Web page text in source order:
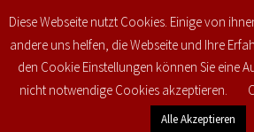
€0,00 0
Diese Webseite nutzt Cookies. Einige von
andere uns helfen, die Webseite und Ihre
den Cookie Einstellungen können Sie eine
nicht notwendige Cookies akzeptieren.
Alle Akzeptieren